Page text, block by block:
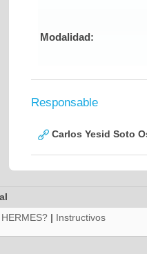
Modalidad:
Responsable
Carlos Yesid Soto
| Instructivos